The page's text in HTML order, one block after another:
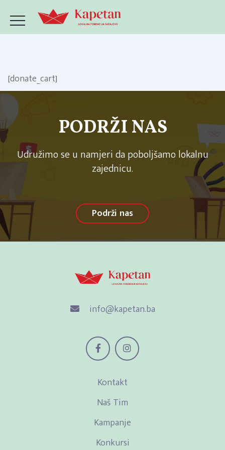
[donate_cart]
PODRŽI NAS
Udružimo se u namjeri da poboljšamo lokalnu
zajednicu.
Podrži nas
info@kapetan.ba
Kontakt
Naš Tim
Kampanje
Konkursi